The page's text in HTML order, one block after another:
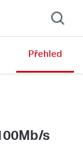
Přehled
s